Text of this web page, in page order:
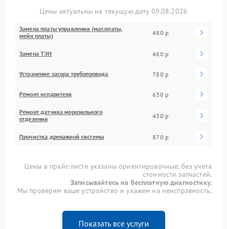
Цены актуальны на текущую дату 09.08.2026
Замена платы управления (мат.платы,
мейн платы)
480 р
Замена ТЭН 480 р
Устранение засора трубопровода 780 р
Ремонт испарителя 630 р
Ремонт датчика морозильного
отделения
430 р
Прочистка дренажной системы 870 р
Цены в прайс-листе указаны ориентировочные, без учета
стоимости запчастей.
Записывайтесь на бесплатную диагностику.
Мы проверим ваше устройство и укажем на неисправность.
Показать все услуги